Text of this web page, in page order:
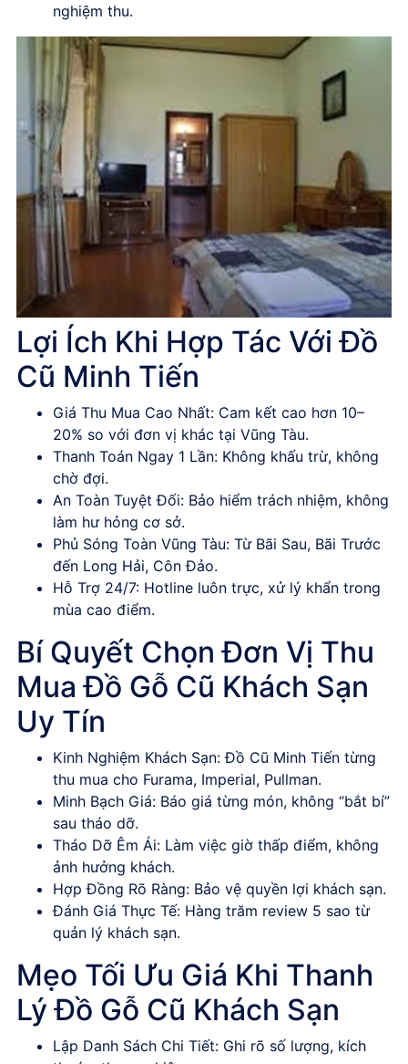
nghiệm thu.
Lợi Ích Khi Hợp Tác Với Đồ
Cũ Minh Tiến
Giá Thu Mua Cao Nhất: Cam kết cao hơn 10–
20% so với đơn vị khác tại Vũng Tàu.
Thanh Toán Ngay 1 Lần: Không khấu trừ, không
chờ đợi.
An Toàn Tuyệt Đối: Bảo hiểm trách nhiệm, không
làm hư hỏng cơ sở.
Phủ Sóng Toàn Vũng Tàu: Từ Bãi Sau, Bãi Trước
đến Long Hải, Côn Đảo.
Hỗ Trợ 24/7: Hotline luôn trực, xử lý khẩn trong
mùa cao điểm.
Bí Quyết Chọn Đơn Vị Thu
Mua Đồ Gỗ Cũ Khách Sạn
Uy Tín
Kinh Nghiệm Khách Sạn:Đồ Cũ Minh Tiến từng
thu mua cho Furama, Imperial, Pullman.
Minh Bạch Giá: Báo giá từng món, không “bắt bí”
sau tháo dỡ.
Tháo Dỡ Êm Ái: Làm việc giờ thấp điểm, không
ảnh hưởng khách.
Hợp Đồng Rõ Ràng: Bảo vệ quyền lợi khách sạn.
Đánh Giá Thực Tế: Hàng trăm review 5 sao từ
quản lý khách sạn.
Mẹo Tối Ưu Giá Khi Thanh
Lý Đồ Gỗ Cũ Khách Sạn
Lập Danh Sách Chi Tiết: Ghi rõ số lượng, kích